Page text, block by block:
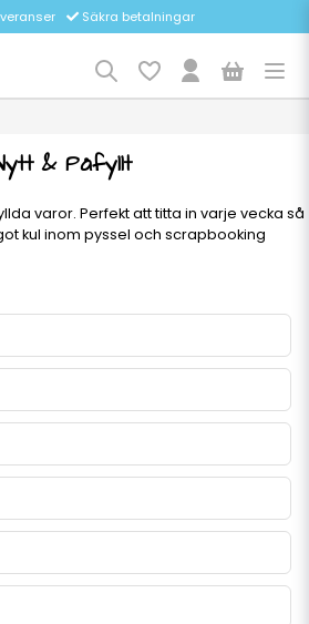
Säkra betalningar
& Påfyllt
varor. Perfekt att titta in varje vecka så
kul inom pyssel och scrapbooking